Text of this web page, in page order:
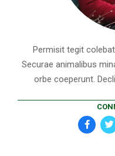
Permisit tegit
Securae animalibus
orbe coeperunt.